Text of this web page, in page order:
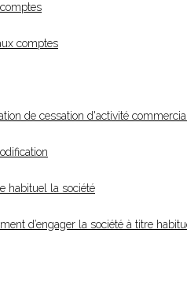
comptes
de cessation d'activité
habituel la société
d’engager la société à titre